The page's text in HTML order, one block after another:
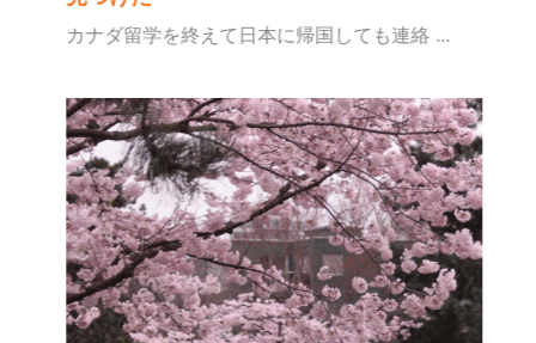
カナダ留学を終えて日本に帰国しても連絡 ...